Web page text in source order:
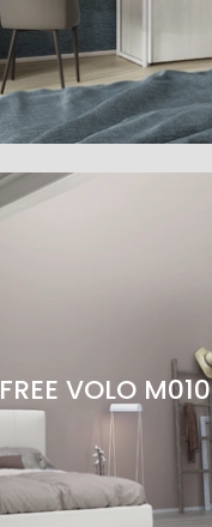
FREE VOLO M010